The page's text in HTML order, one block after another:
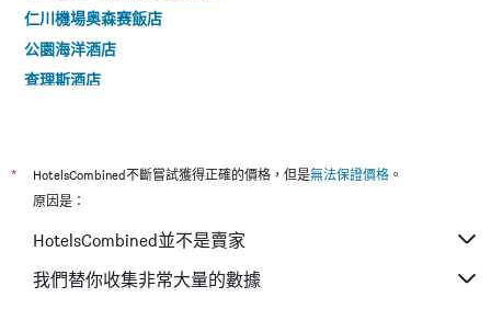
仁川機場奥森赛飯店
公園海洋酒店
查理斯酒店
富平香波飯店
仁川酒店
九月飯店
空氣住宿飯店
* HotelsCombined不斷嘗試獲得正確的價格，但是無法保證價格 。
原因是：
HotelsCombined並不是賣家
我們替你收集非常大量的數據